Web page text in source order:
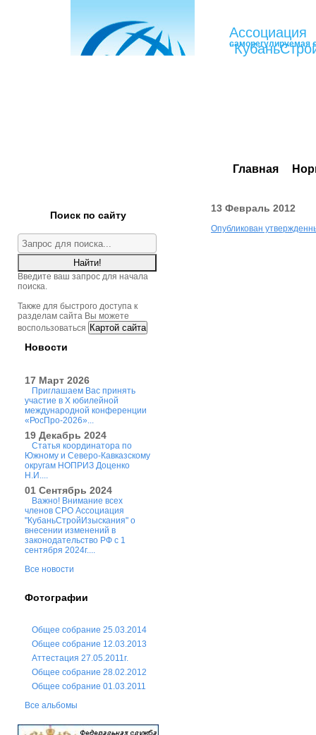
Ассоциация
саморегулируемая
Главная
Поиск по сайту
Введите ваш запрос для начала
поиска.
Также для быстрого доступа к
разделам сайта Вы можете
воспользоваться Картой сайта
Новости
17 Март 2026
Приглашаем Вас принять
участие в X юбилейной
международной конференции
«РосПро-2026»...
19 Декабрь 2024
Статья координатора по
Южному и Северо-Кавказскому
округам НОПРИЗ Доценко
Н.И....
01 Сентябрь 2024
Важно! Внимание всех
членов СРО Ассоциация
"КубаньСтройИзыскания" о
внесении изменений в
законодательство РФ с 1
сентября 2024г....
Все новости
Фотографии
Общее собрание 25.03.2014
Общее собрание 12.03.2013
Аттестация 27.05.2011г.
Общее собрание 28.02.2012
Общее собрание 01.03.2011
Все альбомы
13 Февраль 2012
Опубликован